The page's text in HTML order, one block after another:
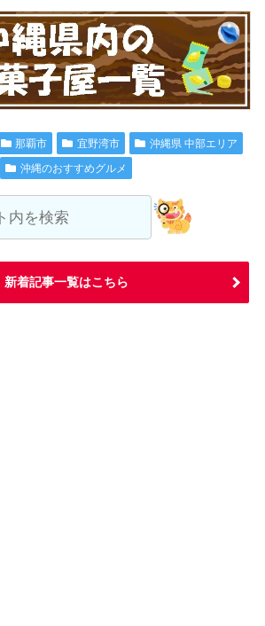
那覇市 宜野湾市
沖縄県 中部エリア
沖縄のおすすめグルメ
新着記事一覧はこちら